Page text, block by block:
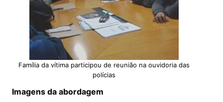
Família da vítima participou de reunião na ouvidoria das
polícias
Imagens da abordagem